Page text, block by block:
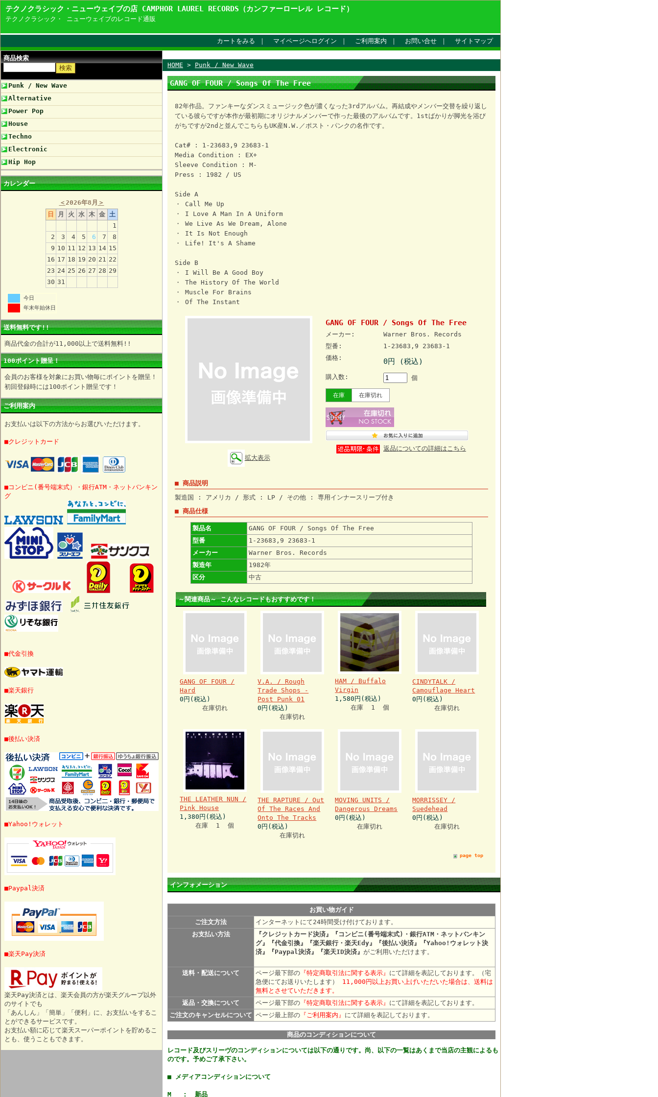
テクノクラシック・ニューウェイブの店 CAMPHOR LAUREL RECORDS（カンファーローレル レコード）
テクノクラシック・ ニューウェイブのレコード通販
カートをみる ｜ マイページへログイン ｜ ご利用案内 ｜ お問い合せ ｜ サイトマップ
商品検索
Punk / New Wave
Alternative
Power Pop
House
Techno
Electronic
Hip Hop
カレンダー
＜2026年8月 ＞
日
月 火 水 木 金 土
1
2
3 4 5 6 7
8
9 10 11 12 13 14 15
16 17 18 19 20 21 22
23 24 25 26 27 28 29
30 31
今日
年末年始休日
送料無料です!!
商品代金の合計が11,000以上で送料無料!!
100ポイント贈呈！
会員のお客様を対象にお買い物毎にポイントを贈呈！
初回登録時には100ポイント贈呈です！
ご利用案内
お支払いは以下の方法からお選びいただけます。
■クレジットカード
■コンビニ(番号端末式）・銀行ATM・ネットバンキン
グ
■代金引換
■楽天銀行
■後払い決済
■Yahoo!ウォレット
■Paypal決済
■楽天Pay決済
楽天Pay決済とは、楽天会員の方が楽天グループ以外
のサイトでも
「あんしん」「簡単」「便利」に、お支払いをするこ
とができるサービスです。
お支払い額に応じて楽天スーパーポイントを貯めるこ
とも、使うこともできます。
HOME > Punk / New Wave
GANG OF FOUR / Songs Of The Free
82年作品。ファンキーなダンスミュージック色が濃くなった3rdアルバム。再結成やメンバー交替を繰り返し
ている彼らですが本作が最初期にオリジナルメンバーで作った最後のアルバムです。1stばかりが脚光を浴び
がちですが2ndと並んでこちらもUK産N.W.／ポスト・パンクの名作です。
Cat# : 1-23683,9 23683-1
Media Condition : EX+
Sleeve Condition : M-
Press : 1982 / US
Side A
・ Call Me Up
・ I Love A Man In A Uniform
・ We Live As We Dream, Alone
・ It Is Not Enough
・ Life! It's A Shame
Side B
・ I Will Be A Good Boy
・ The History Of The World
・ Muscle For Brains
・ Of The Instant
拡大表示
GANG OF FOUR / Songs Of The Free
メーカー:
Warner Bros. Records
型番:
1-23683,9 23683-1
価格:
0円 (税込)
購入数: 個
在庫 在庫切れ
返品についての詳細はこちら
■ 商品説明
製造国 : アメリカ / 形式 : LP / その他 : 専用インナースリーブ付き
■ 商品仕様
製品名
GANG OF FOUR / Songs Of The Free
型番
1-23683,9 23683-1
メーカー
Warner Bros. Records
製造年
1982年
区分
中古
～関連商品～ こんなレコードもおすすめです！
GANG OF FOUR /
Hard
0円(税込)
在庫切れ
V.A. / Rough
Trade Shops -
Post Punk 01
0円(税込)
在庫切れ
HAM / Buffalo
Virgin
1,580円(税込)
在庫 1 個
CINDYTALK /
Camouflage Heart
0円(税込)
在庫切れ
THE LEATHER NUN /
Pink House
1,380円(税込)
在庫 1 個
THE RAPTURE / Out
Of The Races And
Onto The Tracks
0円(税込)
在庫切れ
MOVING UNITS /
Dangerous Dreams
0円(税込)
在庫切れ
MORRISSEY /
Suedehead
0円(税込)
在庫切れ
page top
インフォメーション
お買い物ガイド
ご注文方法
インターネットにて24時間受け付けております。
お支払い方法
『クレジットカード決済』『コンビニ(番号端末式)・銀行ATM・ネットバンキン
グ』『代金引換』『楽天銀行・楽天Edy』『後払い決済』『Yahoo!ウォレット決
済』『Paypal決済』『楽天ID決済』 がご利用いただけます。
送料・配送について ページ最下部の 『特定商取引法に関する表示』 にて詳細を表記しております。（宅
急便にてお送りいたします） 11,000円以上お買い上げいただいた場合は、送料は
無料とさせていただきます。
返品・交換について
ページ最下部の 『特定商取引法に関する表示』 にて詳細を表記しております。
ご注文のキャンセルについて ページ最上部の 『ご利用案内』 にて詳細を表記しております。
商品のコンディションについて
レコード及びスリーヴのコンディションについては以下の通りです。尚、以下の一覧はあくまで当店の主観によるも
のです。予めご了承下さい。
■ メディアコンディションについて
M : 新品